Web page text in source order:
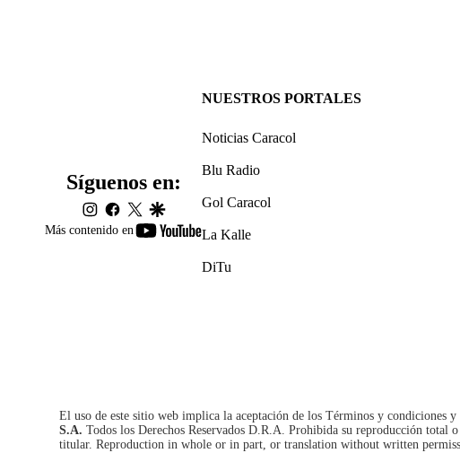
Más contenido en
youtube-
Síguenos en:
instagram
facebook
twittergoogle
NUESTROS PORTALES
Noticias Caracol
Blu Radio
Gol Caracol
La Kalle
DiTu
El uso de este sitio web implica la aceptación de los Términos y condiciones y
S.A. Todos los Derechos Reservados D.R.A. Prohibida su reproducción
titular. Reproduction in whole or in part, or translation without written